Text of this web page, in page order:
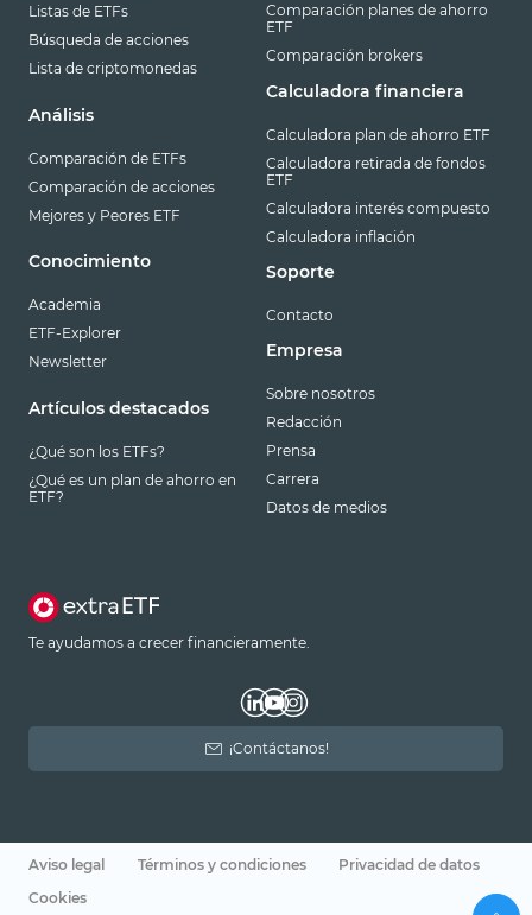
Listas de ETFs
Búsqueda de acciones
Lista de criptomonedas
Análisis
Comparación de ETFs
Comparación de acciones
Mejores y Peores ETF
Conocimiento
Academia
ETF-Explorer
Newsletter
Artículos destacados
¿Qué son los ETFs?
¿Qué es un plan de ahorro en
ETF?
Comparación planes de ahorro
ETF
Comparación brokers
Calculadora financiera
Calculadora plan de ahorro ETF
Calculadora retirada de fondos
ETF
Calculadora interés compuesto
Calculadora inflación
Soporte
Contacto
Empresa
Sobre nosotros
Redacción
Prensa
Carrera
Datos de medios
Te ayudamos a crecer financieramente.
¡Contáctanos!
Aviso legal Términos y condiciones
Privacidad de datos
Cookies